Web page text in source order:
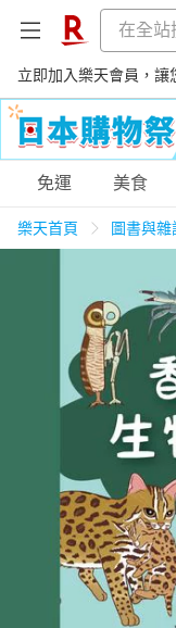
立即加入樂天會員，讓
購物網分類
美
居家生活
女裝
日本購物 電
免運 美食
樂天首頁 圖書與雜